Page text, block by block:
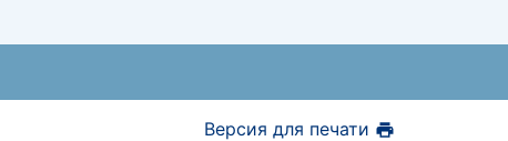
Версия для печати